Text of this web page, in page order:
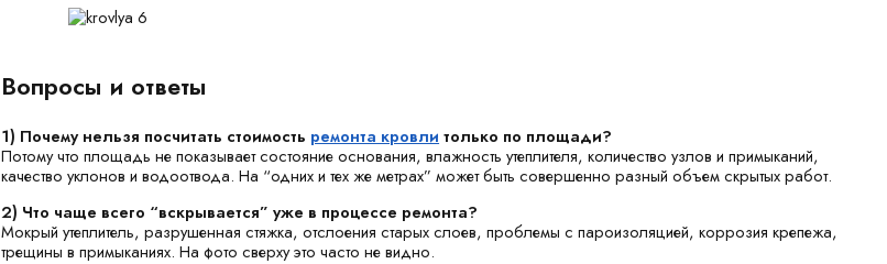
Вопросы и ответы
1) Почему нельзя посчитать стоимость ремонта кровли только по площади?
Потому что площадь не показывает состояние основания, влажность утеплителя, количество узлов и примыканий,
качество уклонов и водоотвода. На “одних и тех же метрах” может быть совершенно разный объем скрытых работ.
2) Что чаще всего “вскрывается” уже в процессе ремонта?
Мокрый утеплитель, разрушенная стяжка, отслоения старых слоев, проблемы с пароизоляцией, коррозия крепежа,
трещины в примыканиях. На фото сверху это часто не видно.